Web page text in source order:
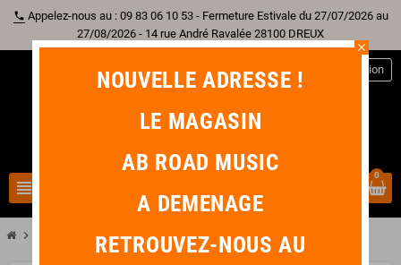
phone Appelez-nous au : 09 83 06 10 53 - Fermeture Estivale du 27/07/2026 au
27/08/2026 - 14 rue André Ravalée 28100 DREUX
view_headline
Connexion
0
chevron_right Sono & Lumièrechevron_right SHURE PGA81 Micro Condensateur Statique
close
NOUVELLE ADRESSE !
LE MAGASIN
AB ROAD MUSIC
A DEMENAGE
RETROUVEZ-NOUS AU